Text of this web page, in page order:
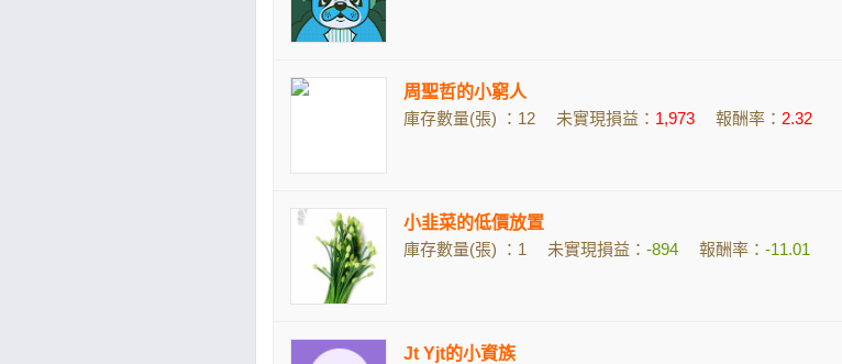
周聖哲的小窮人
庫存數量(張) ：12
未實現損益： 1,973 報酬率： 2.32
小韭菜的低價放置
庫存數量(張) ：1
未實現損益： -894 報酬率： -11.01
Jt Yjt的小資族